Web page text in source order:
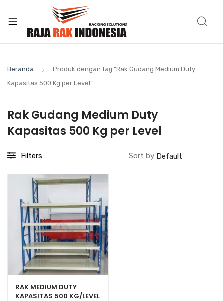
Beranda
Produk dengan tag “Rak Gudang Medium Duty
Kapasitas 500 Kg per Level”
Rak Gudang Medium Duty
Kapasitas 500 Kg per Level
Filters Sort by
RAK MEDIUM DUTY
KAPASITAS 500 KG/LEVEL